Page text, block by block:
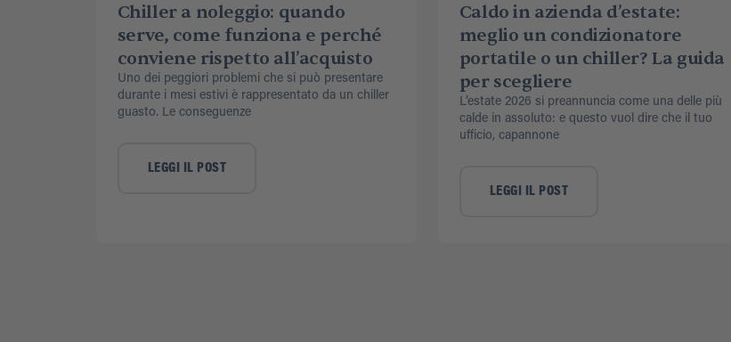
Chiller a noleggio: quando
serve, come funziona e perché
conviene rispetto all’acquisto
Uno dei peggiori problemi che si può presentare
durante i mesi estivi è rappresentato da un chiller
guasto. Le conseguenze
LEGGI IL POST
Caldo in azienda d’estate:
meglio un condizionatore
portatile o un chiller? La guida
per scegliere
L’estate 2026 si preannuncia come una delle più
calde in assoluto: e questo vuol dire che il tuo
ufficio, capannone
LEGGI IL POST